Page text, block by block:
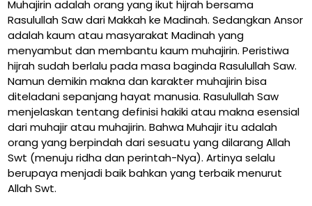
Muhajirin adalah orang yang ikut hijrah bersama
Rasulullah Saw dari Makkah ke Madinah. Sedangkan Ansor
adalah kaum atau masyarakat Madinah yang
menyambut dan membantu kaum muhajirin. Peristiwa
hijrah sudah berlalu pada masa baginda Rasulullah Saw.
Namun demikin makna dan karakter muhajirin bisa
diteladani sepanjang hayat manusia. Rasulullah Saw
menjelaskan tentang definisi hakiki atau makna esensial
dari muhajir atau muhajirin. Bahwa Muhajir itu adalah
orang yang berpindah dari sesuatu yang dilarang Allah
Swt (menuju ridha dan perintah-Nya). Artinya selalu
berupaya menjadi baik bahkan yang terbaik menurut
Allah Swt.